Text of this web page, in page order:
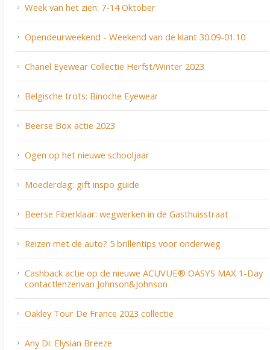
Week van het zien: 7-14 Oktober
Opendeurweekend - Weekend van de klant 30.09-01.10
Chanel Eyewear Collectie Herfst/Winter 2023
Belgische trots: Binoche Eyewear
Beerse Box actie 2023
Ogen op het nieuwe schooljaar
Moederdag: gift inspo guide
Beerse Fiberklaar: wegwerken in de Gasthuisstraat
Reizen met de auto? 5 brillentips voor onderweg
Cashback actie op de nieuwe ACUVUE® OASYS MAX 1-Day
contactlenzenvan Johnson&Johnson
Oakley Tour De France 2023 collectie
Any Di: Elysian Breeze